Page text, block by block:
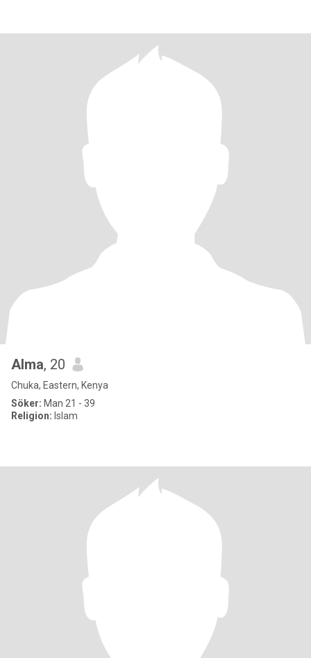
Alma, 20
Chuka, Eastern, Kenya
Söker: Man 21 - 39
Religion: Islam